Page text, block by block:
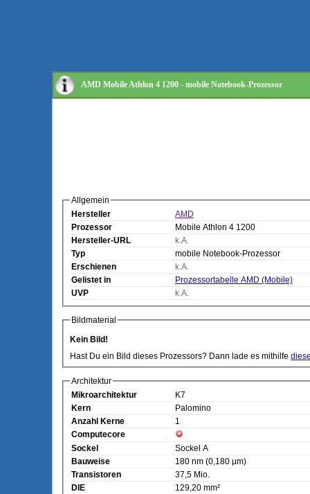
AMD Mobile Athlon 4 1200 - mobile Notebook-Prozessor
Allgemein
Hersteller
AMD
Prozessor
Mobile Athlon 4 1200
Hersteller-URL
k.A.
Typ
mobile Notebook-Prozessor
Erschienen
k.A.
Gelistet in
Prozessortabelle AMD (Mobile)
UVP
k.A.
Bildmaterial
Kein Bild!
Hast Du ein Bild dieses Prozessors? Dann lade es mithilfe
Architektur
Mikroarchitektur
K7
Kern
Palomino
Anzahl Kerne
1
Computecore
Sockel
Sockel A
Bauweise
180 nm (0,180 µm)
Transistoren
37,5 Mio.
DIE
129,20 mm²